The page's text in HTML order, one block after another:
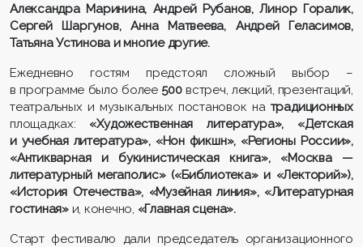
Александра Маринина, Андрей Рубанов, Линор Горалик,
Сергей Шаргунов, Анна Матвеева, Андрей Геласимов,
Татьяна Устинова и многие другие.
Ежедневно гостям предстоял сложный выбор –
в программе было более 500встреч, лекций, презентаций,
театральных и музыкальных постановок на традиционных
площадках: «Художественная литература», «Детская
и учебная литература», «Нон фикшн», «Регионы России»,
«Антикварная и букинистическая книга», «Москва —
литературный мегаполис» («Библиотека» и «Лекторий»),
«История Отечества», «Музейная линия», «Литературная
гостиная» и, конечно, «Главная сцена».
Старт фестивалю дали председатель организационного